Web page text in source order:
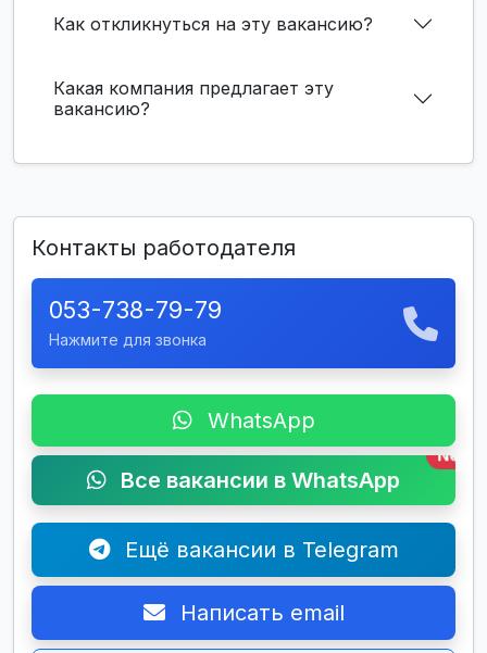
Как откликнуться на эту вакансию?
Какая компания предлагает эту
вакансию?
Контакты работодателя
053-738-79-79
Нажмите для звонка
WhatsApp
Все вакансии в WhatsApp
New
Ещё вакансии в Telegram
Написать email